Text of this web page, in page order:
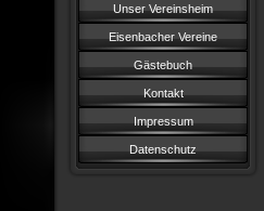
Unser Vereinsheim
Eisenbacher Vereine
Gästebuch
Kontakt
Impressum
Datenschutz